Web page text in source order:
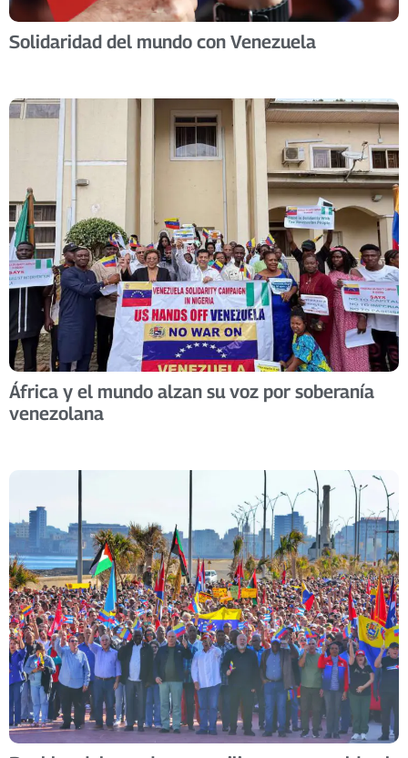
Solidaridad del mundo con Venezuela
África y el mundo alzan su voz por soberanía
venezolana